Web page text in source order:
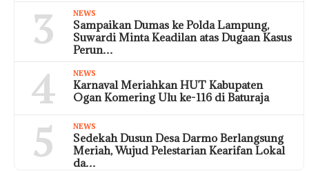
3 NEWS
Sampaikan Dumas ke Polda Lampung,
Suwardi Minta Keadilan atas Dugaan Kasus
Perun…
4 NEWS
Karnaval Meriahkan HUT Kabupaten
Ogan Komering Ulu ke-116 di Baturaja
5 NEWS
Sedekah Dusun Desa Darmo Berlangsung
Meriah, Wujud Pelestarian Kearifan Lokal
da…